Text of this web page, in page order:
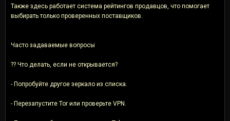
Также здесь работает система рейтингов продавцов, что помогает
выбирать только проверенных поставщиков.
Часто задаваемые вопросы
?? Что делать, если не открывается?
- Попробуйте другое зеркало из списка.
- Перезапустите Tor или проверьте VPN.